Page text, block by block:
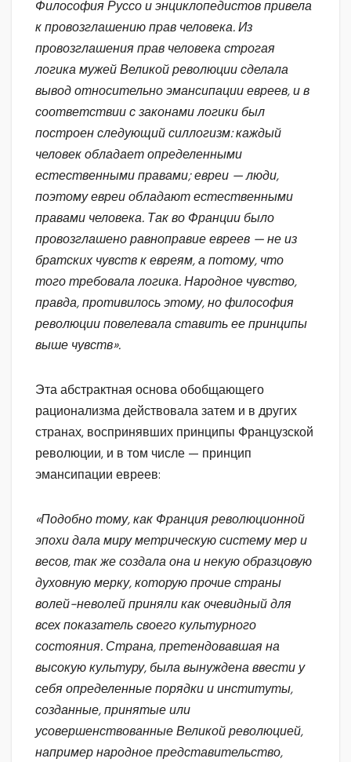
Философия Руссо и энциклопедистов привела
к провозглашению прав человека. Из
провозглашения прав человека строгая
логика мужей Великой революции сделала
вывод относительно эмансипации евреев, и в
соответствии с законами логики был
построен следующий силлогизм: каждый
человек обладает определенными
естественными правами; евреи — люди,
поэтому евреи обладают естественными
правами человека. Так во Франции было
провозглашено равноправие евреев — не из
братских чувств к евреям, а потому, что
того требовала логика. Народное чувство,
правда, противилось этому, но философия
революции повелевала ставить ее принципы
выше чувств».
Эта абстрактная основа обобщающего
рационализма действовала затем и в других
странах, воспринявших принципы Французской
революции, и в том числе — принцип
эмансипации евреев:
«Подобно тому, как Франция революционной
эпохи дала миру метрическую систему мер и
весов, так же создала она и некую образцовую
духовную мерку, которую прочие страны
волей-неволей приняли как очевидный для
всех показатель своего культурного
состояния. Страна, претендовавшая на
высокую культуру, была вынуждена ввести у
себя определенные порядки и институты,
созданные, принятые или
усовершенствованные Великой революцией,
например народное представительство,